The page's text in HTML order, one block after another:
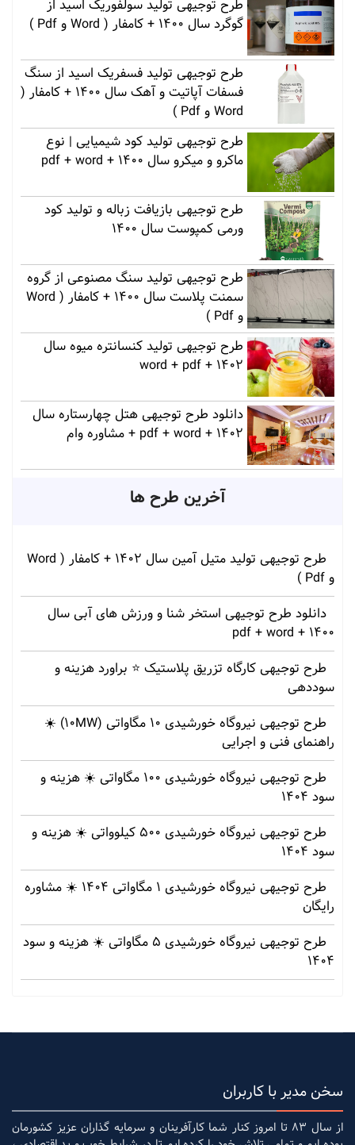
طرح توجیهی تولید سولفوریک اسید از
گوگرد سال 1400 + کامفار ( Word و Pdf )
طرح توجیهی تولید فسفریک اسید از سنگ
فسفات آپاتیت و آهک سال 1400 + کامفار (
Word و Pdf )
طرح توجیهی تولید کود شیمیایی | نوع
ماکرو و میکرو سال 1400 + pdf + word
طرح توجیهی بازیافت زباله و تولید کود
ورمی کمپوست سال 1400
طرح توجیهی تولید سنگ مصنوعی از گروه
سمنت پلاست سال 1400 + کامفار ( Word
و Pdf )
طرح توجیهی تولید کنسانتره میوه سال
1402 + word + pdf
دانلود طرح توجیهی هتل چهارستاره سال
1402 + pdf + word + مشاوره وام
آخرین طرح ها
طرح توجیهی تولید متیل آمین سال 1402 + کامفار ( Word
و Pdf )
دانلود طرح توجیهی استخر شنا و ورزش های آبی سال
1400 + pdf + word
طرح توجیهی کارگاه تزریق پلاستیک ⭐ براورد هزینه و
سوددهی
طرح توجیهی نیروگاه خورشیدی 10 مگاواتی (10MW) ☀️
راهنمای فنی و اجرایی
طرح توجیهی نیروگاه خورشیدی 100 مگاواتی ☀️ هزینه‌ و
سود 1404
طرح توجیهی نیروگاه خورشیدی 500 کیلوواتی ☀️ هزینه‌ و
سود 1404
طرح توجیهی نیروگاه خورشیدی 1 مگاواتی 1404 ☀️ مشاوره
رایگان
طرح توجیهی نیروگاه خورشیدی 5 مگاواتی ☀️ هزینه‌ و سود
1404
سخن مدیر با کاربران
از سال 83 تا امروز کنار شما کارآفرینان و سرمایه گذاران عزیز کشورمان